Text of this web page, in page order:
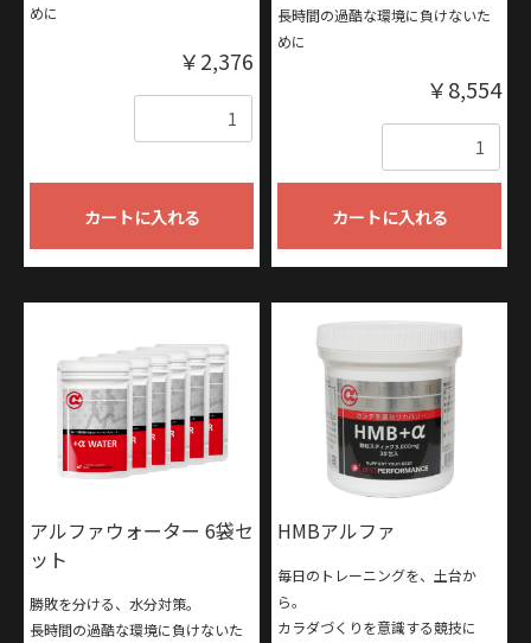
めに
￥2,376
カートに入れる
長時間の過酷な環境に負けないた
めに
￥8,554
カートに入れる
アルファウォーター 6袋セ
ット
勝敗を分ける、水分対策。
長時間の過酷な環境に負けないた
HMBアルファ
毎日のトレーニングを、土台か
ら。
カラダづくりを意識する競技に